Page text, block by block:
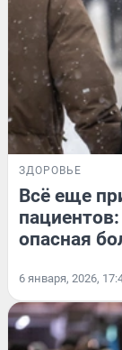
ЗДОРОВЬЕ
Всё еще
опасная
6 января, 2026,